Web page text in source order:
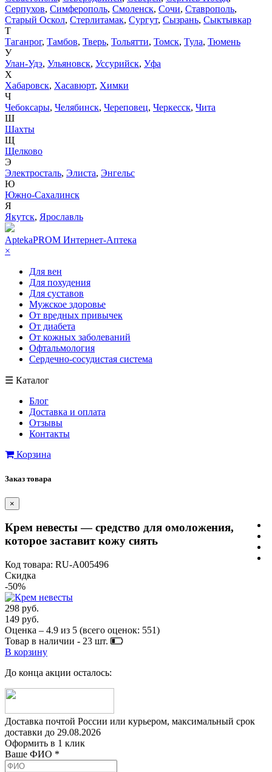
Серпухов, Симферополь, Смоленск, Сочи, Ставрополь,
Старый Оскол, Стерлитамак, Сургут, Сызрань, Сыктывкар
Т
Таганрог, Тамбов, Тверь, Тольятти, Томск, Тула, Тюмень
У
Улан-Удэ, Ульяновск, Уссурийск, Уфа
Х
Хабаровск, Хасавюрт, Химки
Ч
Чебоксары, Челябинск, Череповец, Черкесск, Чита
Ш
Шахты
Щ
Щелково
Э
Электросталь, Элиста, Энгельс
Ю
Южно-Сахалинск
Я
Якутск, Ярославль
AptekaPROM Интернет-Аптека
×
Для вен
Для похудения
Для суставов
Мужское здоровье
От вредных привычек
От диабета
От кожных заболеваний
Офтальмология
Сердечно-сосудистая система
☰ Каталог
Блог
Доставка и оплата
Отзывы
Контакты
Корзина
Заказ товара
×
Крем невесты — средство для омоложения,
которое заставит кожу сиять
Код товара: RU-A005496
Скидка
-50%
298 руб.
149 руб.
Оценка – 4.9 из 5 (всего оценок: 551)
Товар в наличии - 23 шт.
В корзину
До конца акции осталось:
Доставка почтой России или курьером, максимальный срок
доставки до 29.08.2026
Оформить в 1 клик
Ваше ФИО *